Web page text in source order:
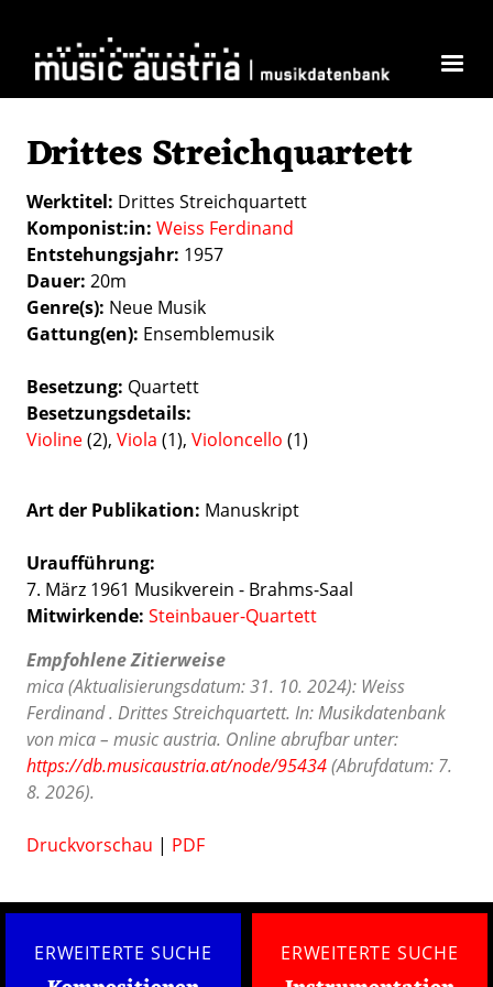
Drittes Streichquartett
Werktitel Drittes Streichquartett
Komponist:in Weiss Ferdinand
Entstehungsjahr 1957
Dauer 20m
Genre(s) Neue Musik
Gattung(en) Ensemblemusik
Besetzung Quartett
Besetzungsdetails
Violine(2), Viola (1), Violoncello (1)
Art der Publikation Manuskript
Uraufführung:
7. März 1961 Musikverein - Brahms-Saal
Mitwirkende: Steinbauer-Quartett
Empfohlene Zitierweise
mica (Aktualisierungsdatum: 31. 10. 2024): Weiss
Ferdinand . Drittes Streichquartett. In: Musikdatenbank
von mica – music austria. Online abrufbar unter:
https://db.musicaustria.at/node/95434(Abrufdatum: 7.
8. 2026).
Druckvorschau | PDF
ERWEITERTE SUCHE ERWEITERTE SUCHE